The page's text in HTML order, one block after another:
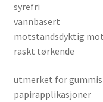
syrefri
vannbasert
motstandsdyktig
raskt tørkende
utmerket for
papirapplikasjoner